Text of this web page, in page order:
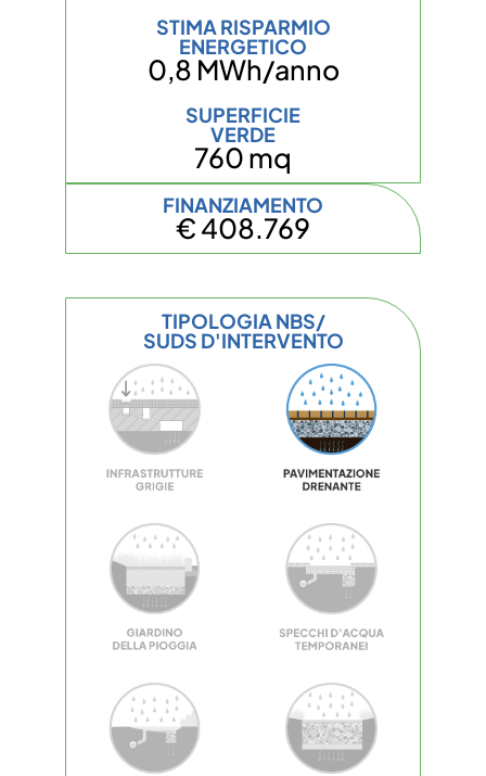
STIMA RISPARMIO
ENERGETICO
0,8 MWh/anno
SUPERFICIE
VERDE
760 mq
FINANZIAMENTO
€ 408.769
TIPOLOGIA NBS/
SUDS D'INTERVENTO